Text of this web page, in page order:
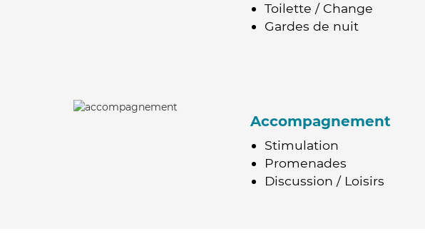
Toilette / Change
Gardes de nuit
Accompagnement
Stimulation
Promenades
Discussion / Loisirs